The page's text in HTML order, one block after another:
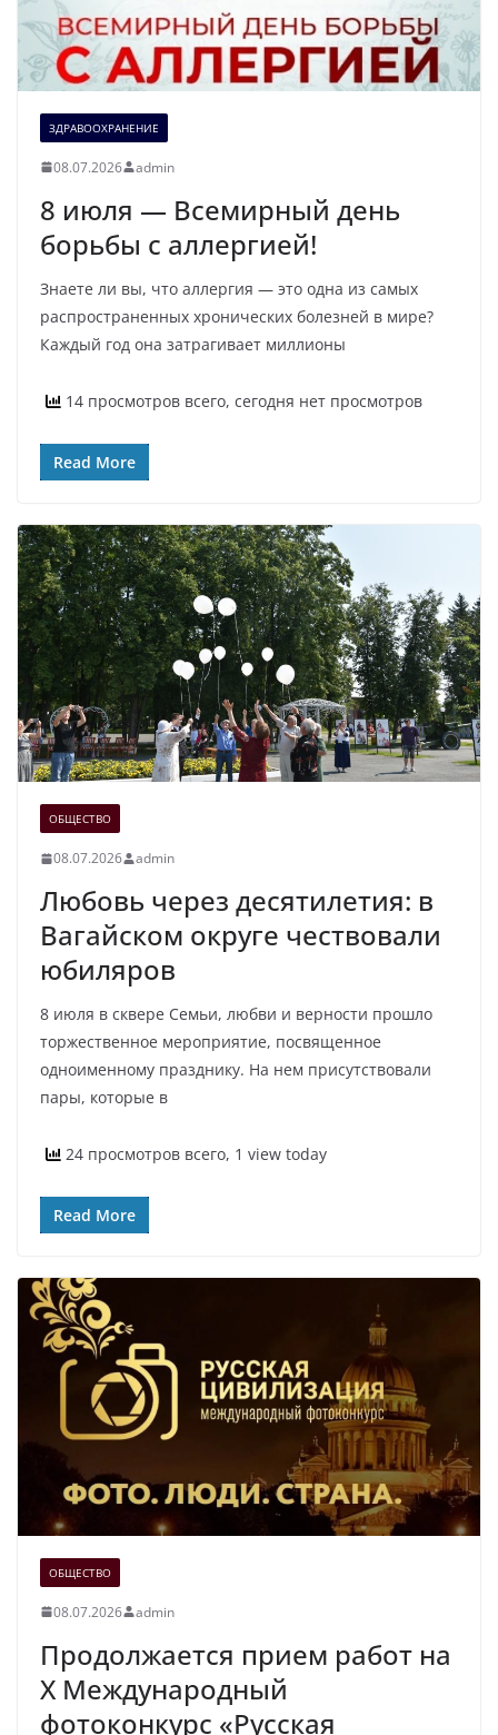
ЗДРАВООХРАНЕНИЕ
08.07.2026 admin
8 июля — Всемирный день
борьбы с аллергией!
Знаете ли вы, что аллергия — это одна из самых
распространенных хронических болезней в мире?
Каждый год она затрагивает миллионы
14 просмотров всего, сегодня нет просмотров
Read More
ОБЩЕСТВО
08.07.2026 admin
Любовь через десятилетия: в
Вагайском округе чествовали
юбиляров
8 июля в сквере Семьи, любви и верности прошло
торжественное мероприятие, посвященное
одноименному празднику. На нем присутствовали
пары, которые в
24 просмотров всего, 1 view today
Read More
ОБЩЕСТВО
08.07.2026 admin
Продолжается прием работ на
Х Международный
фотоконкурс «Русская